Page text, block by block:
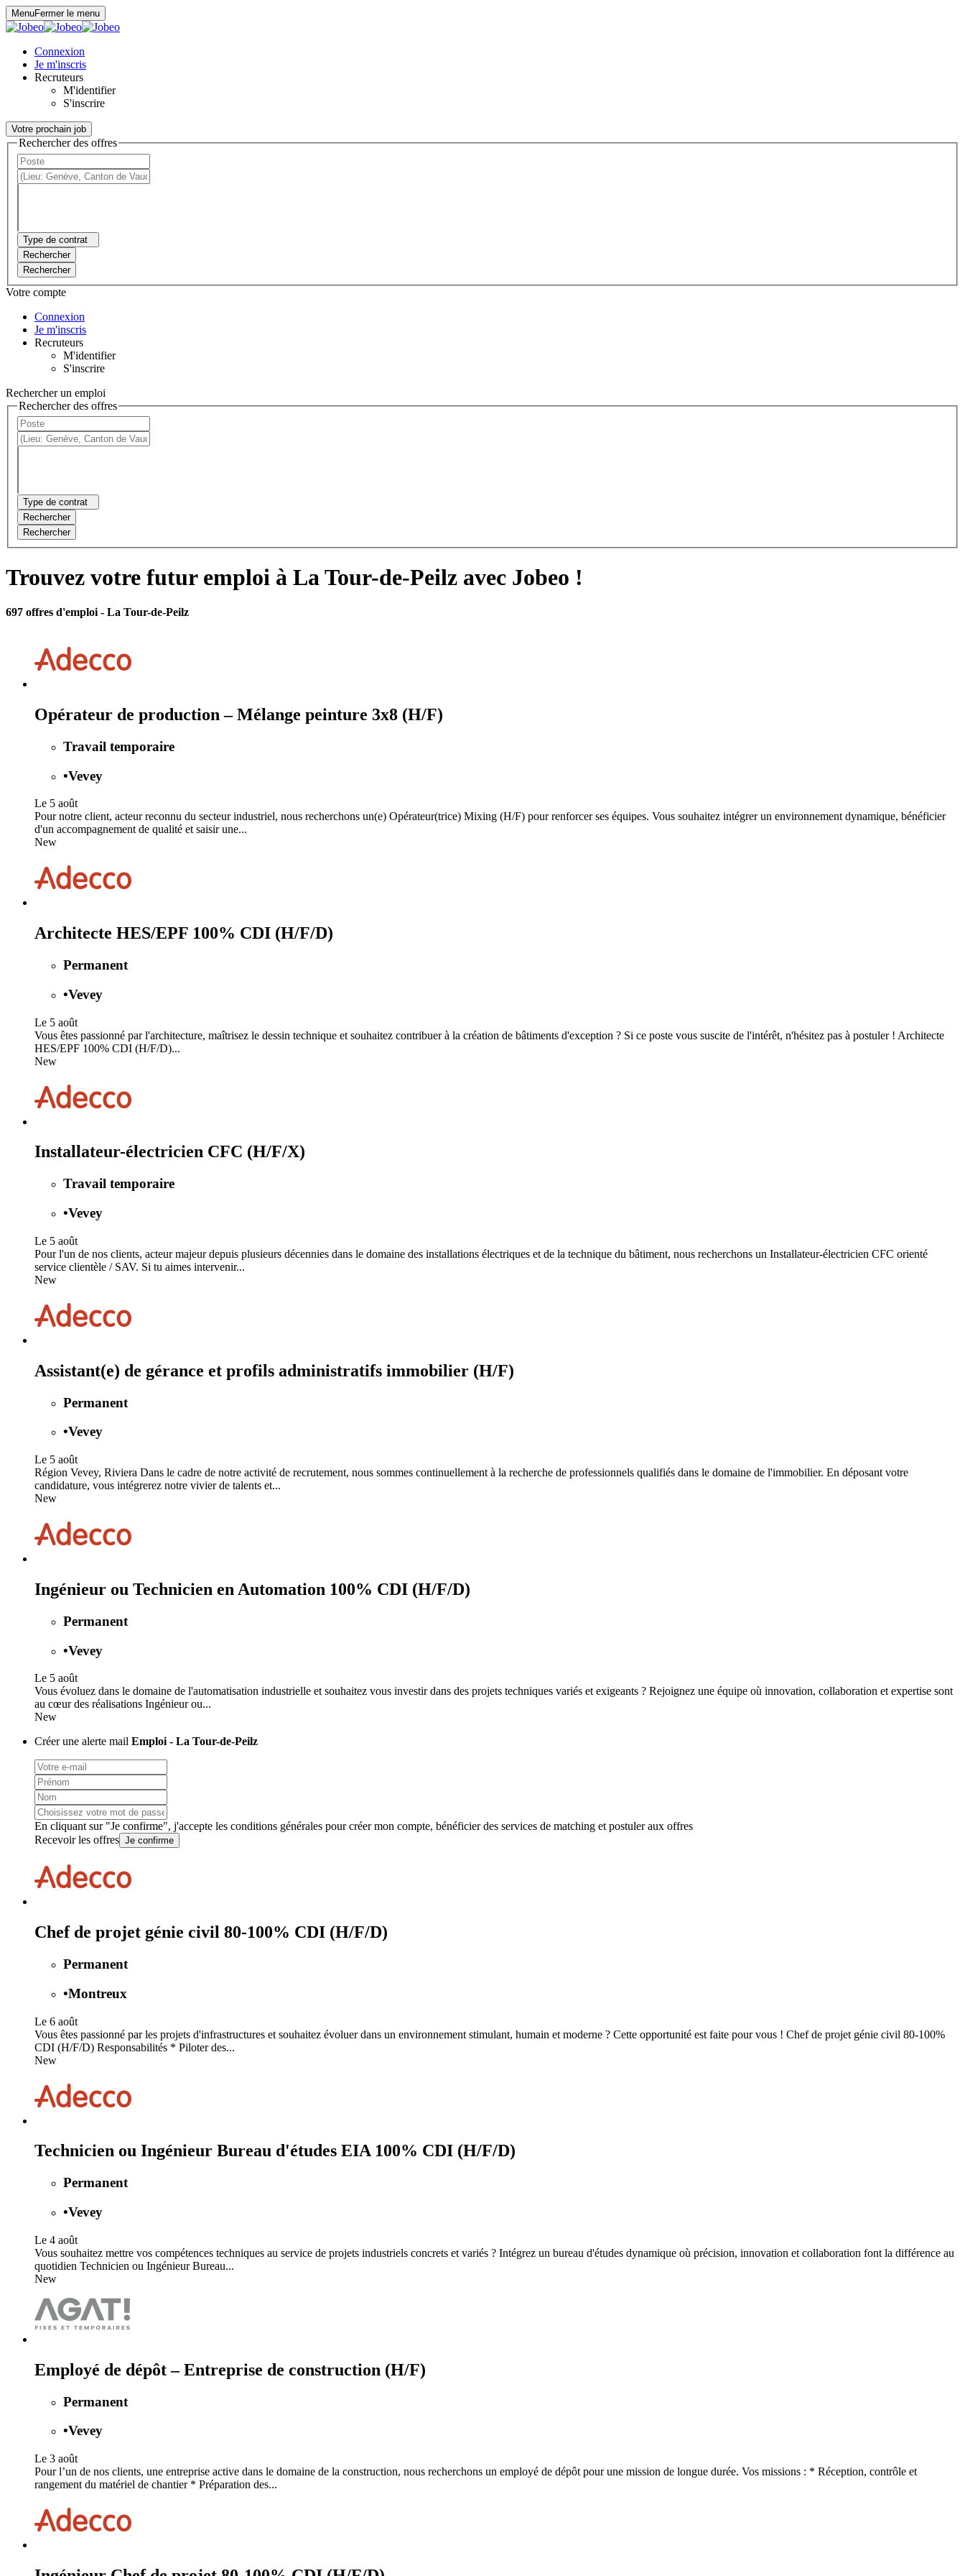
MenuFermer le menu
Connexion
Je m'inscris
Recruteurs
M'identifier
S'inscrire
Votre prochain job
Rechercher des offres
Type de contrat
Rechercher
Rechercher
Votre compte
Connexion
Je m'inscris
Recruteurs
M'identifier
S'inscrire
Rechercher un emploi
Rechercher des offres
Type de contrat
Rechercher
Rechercher
Trouvez votre futur emploi à La Tour-de-Peilz avec Jobeo !
697 offres d'emploi - La Tour-de-Peilz
Opérateur de production – Mélange peinture 3x8 (H/F)
Travail temporaire
•Vevey
Le 5 août
Pour notre client, acteur reconnu du secteur industriel, nous recherchons un(e) Opérateur(trice) Mixing (H/F) pour renforcer ses équipes. Vous souhaitez intégrer un environnement dynamique, bénéficier
d'un accompagnement de qualité et saisir une...
New
Architecte HES/EPF 100% CDI (H/F/D)
Permanent
•Vevey
Le 5 août
Vous êtes passionné par l'architecture, maîtrisez le dessin technique et souhaitez contribuer à la création de bâtiments d'exception ? Si ce poste vous suscite de l'intérêt, n'hésitez pas à postuler ! Architecte
HES/EPF 100% CDI (H/F/D)...
New
Installateur-électricien CFC (H/F/X)
Travail temporaire
•Vevey
Le 5 août
Pour l'un de nos clients, acteur majeur depuis plusieurs décennies dans le domaine des installations électriques et de la technique du bâtiment, nous recherchons un Installateur-électricien CFC orienté
service clientèle / SAV. Si tu aimes intervenir...
New
Assistant(e) de gérance et profils administratifs immobilier (H/F)
Permanent
•Vevey
Le 5 août
Région Vevey, Riviera Dans le cadre de notre activité de recrutement, nous sommes continuellement à la recherche de professionnels qualifiés dans le domaine de l'immobilier. En déposant votre
candidature, vous intégrerez notre vivier de talents et...
New
Ingénieur ou Technicien en Automation 100% CDI (H/F/D)
Permanent
•Vevey
Le 5 août
Vous évoluez dans le domaine de l'automatisation industrielle et souhaitez vous investir dans des projets techniques variés et exigeants ? Rejoignez une équipe où innovation, collaboration et expertise sont
au cœur des réalisations Ingénieur ou...
New
Créer une alerte mail Emploi - La Tour-de-Peilz
En cliquant sur "Je confirme", j'accepte les conditions générales pour créer mon compte, bénéficier des services de matching et postuler aux offres
Recevoir les offres Je confirme
Chef de projet génie civil 80-100% CDI (H/F/D)
Permanent
•Montreux
Le 6 août
Vous êtes passionné par les projets d'infrastructures et souhaitez évoluer dans un environnement stimulant, humain et moderne ? Cette opportunité est faite pour vous ! Chef de projet génie civil 80-100%
CDI (H/F/D) Responsabilités * Piloter des...
New
Technicien ou Ingénieur Bureau d'études EIA 100% CDI (H/F/D)
Permanent
•Vevey
Le 4 août
Vous souhaitez mettre vos compétences techniques au service de projets industriels concrets et variés ? Intégrez un bureau d'études dynamique où précision, innovation et collaboration font la différence au
quotidien Technicien ou Ingénieur Bureau...
New
Employé de dépôt – Entreprise de construction (H/F)
Permanent
•Vevey
Le 3 août
Pour l’un de nos clients, une entreprise active dans le domaine de la construction, nous recherchons un employé de dépôt pour une mission de longue durée. Vos missions : * Réception, contrôle et
rangement du matériel de chantier * Préparation des...
Panneau de gestion des cookies